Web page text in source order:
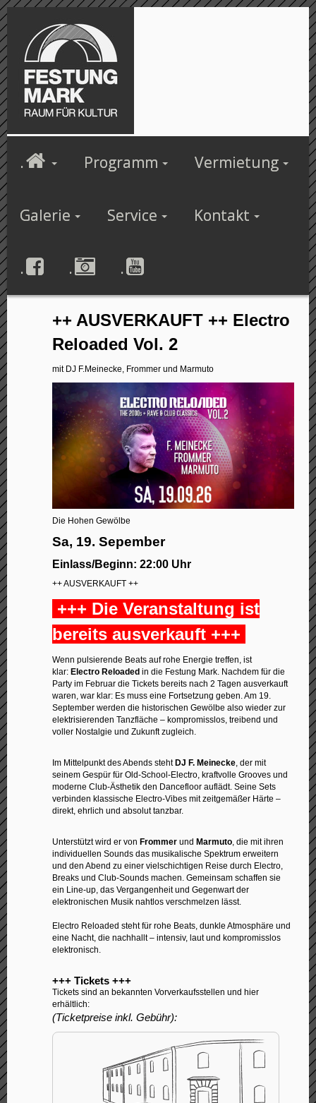
. Programm Vermietung
Galerie Service Kontakt
. . .
++ AUSVERKAUFT ++ Electro
Reloaded Vol. 2
mit DJ F.Meinecke, Frommer und Marmuto
Die Hohen Gewölbe
Sa, 19. Sepember
Einlass/Beginn: 22:00 Uhr
++ AUSVERKAUFT ++
+++ Die Veranstaltung ist
bereits ausverkauft +++
Wenn pulsierende Beats auf rohe Energie treffen, ist
klar:Electro Reloaded in die Festung Mark. Nachdem für die
Party im Februar die Tickets bereits nach 2 Tagen ausverkauft
waren, war klar: Es muss eine Fortsetzung geben. Am 19.
September werden die historischen Gewölbe also wieder zur
elektrisierenden Tanzfläche – kompromisslos, treibend und
voller Nostalgie und Zukunft zugleich.
Im Mittelpunkt des Abends stehtDJ F. Meinecke, der mit
seinem Gespür für Old-School-Electro, kraftvolle Grooves und
moderne Club-Ästhetik den Dancefloor auflädt. Seine Sets
verbinden klassische Electro-Vibes mit zeitgemäßer Härte –
direkt, ehrlich und absolut tanzbar.
Unterstützt wird er vonFrommerundMarmuto, die mit ihren
individuellen Sounds das musikalische Spektrum erweitern
und den Abend zu einer vielschichtigen Reise durch Electro,
Breaks und Club-Sounds machen. Gemeinsam schaffen sie
ein Line-up, das Vergangenheit und Gegenwart der
elektronischen Musik nahtlos verschmelzen lässt.
Electro Reloaded steht für rohe Beats, dunkle Atmosphäre und
eine Nacht, die nachhallt – intensiv, laut und kompromisslos
elektronisch.
+++ Tickets +++
Tickets sind an bekannten Vorverkaufsstellen und hier
erhältlich:
(Ticketpreise inkl. Gebühr):